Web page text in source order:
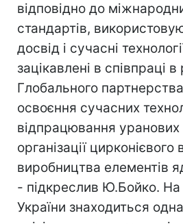
відповідно до
стандартів,
досвід і сучасні
зацікавлені в співпраці
Глобального
освоєння сучасних
відпрацювання уранових
організації
виробництва елементів
- підкреслив Ю.Бойко. На
України знаходиться